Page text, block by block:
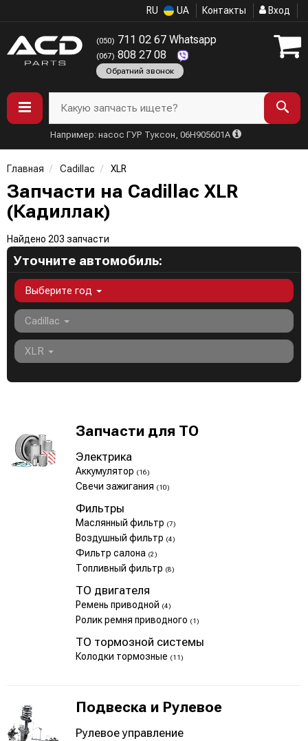
RU UA Контакты Вход
(050) 711 02 67 Whatsapp
(067) 808 27 08
Обратний звонок
Какую запчасть ищете?
Например: насос ГУР Туксон, 06H905601A
Главная Cadillac XLR
Запчасти на Cadillac XLR
(Кадиллак)
Найдено 203 запчасти
Уточните автомобиль:
Выберите год
Cadillac
XLR
Запчасти для ТО
Электрика
Аккумулятор (16)
Свечи зажигания (10)
Фильтры
Маслянный фильтр (7)
Воздушный фильтр (4)
Фильтр салона (2)
Топливный фильтр (8)
ТО двигателя
Ремень приводной (4)
Ролик ремня приводного (1)
ТО тормозной системы
Колодки тормозные (11)
Подвеска и Рулевое
Рулевое управление